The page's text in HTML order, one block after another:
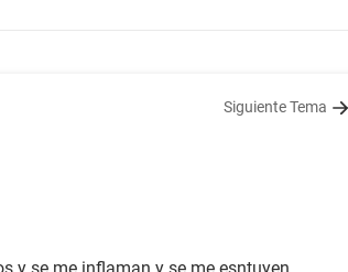
Siguiente Tema